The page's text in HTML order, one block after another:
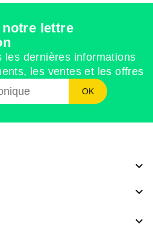
lettre
les dernières informations
les ventes et les offres


